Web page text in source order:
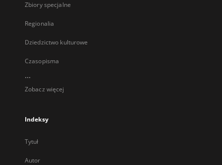
Zbiory specjalne
Regionalia
Dziedzictwo kulturowe
Czasopisma
...
Zobacz więcej
Indeksy
Tytuł
Autor